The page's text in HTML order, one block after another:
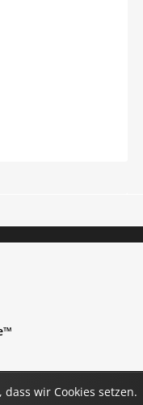
wir Cookies setzen.